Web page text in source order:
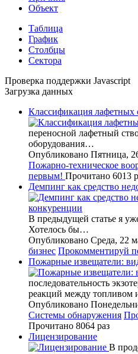
Объект
Таблица
График
Столбцы
Сектора
Проверка поддержки Javascript
Загрузка данных
Классификация лафетных
переносной лафетный
оборудования…
Опубликовано Пятница,
Пожарно-техническое
первым! Прочитано 6013
Демпинг как средство
В предыдущей статье я
Хотелось бы…
Опубликовано Среда, 22
бизнес Прокомментируй
Пожарные извещатели:
последовательность
реакций между
Опубликовано
Системы обнаружения
Прочитано 8064 раз
Лицензирование
В